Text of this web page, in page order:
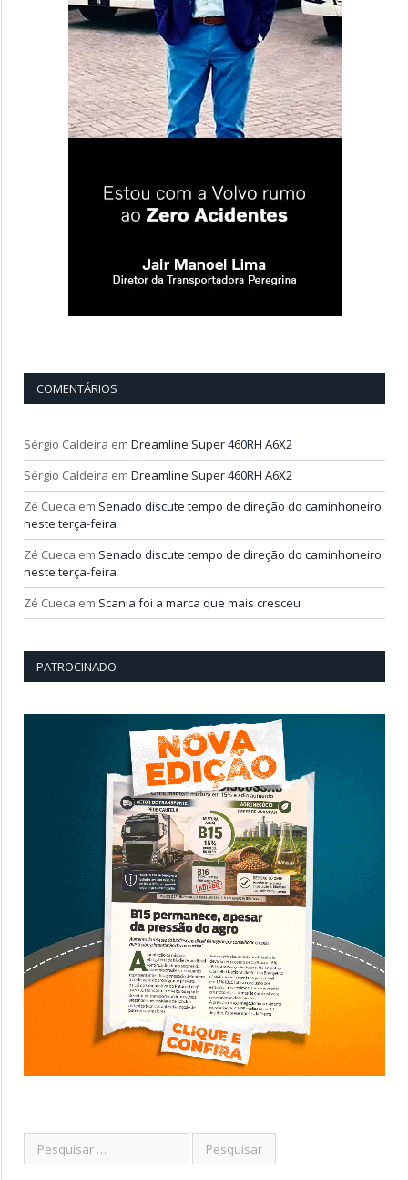
COMENTÁRIOS
Sérgio Caldeira em Dreamline Super 460RH A6X2
Sérgio Caldeira em Dreamline Super 460RH A6X2
Zé Cueca em Senado discute tempo de direção do caminhoneiro
neste terça-feira
Zé Cueca em Senado discute tempo de direção do caminhoneiro
neste terça-feira
Zé Cueca em Scania foi a marca que mais cresceu
PATROCINADO